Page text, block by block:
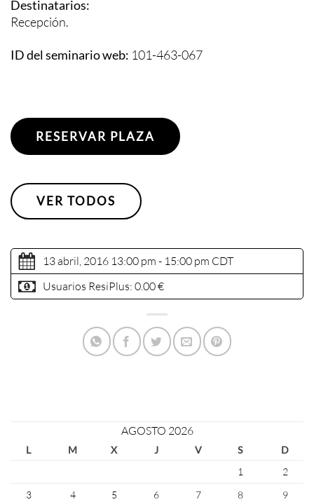
Destinatarios:
Recepción.
ID del seminario web: 101-463-067
RESERVAR PLAZA
VER TODOS
13 abril, 2016 13:00 pm - 15:00 pm CDT
Usuarios ResiPlus: 0.00 €
AGOSTO 2026
L M X J V S
D
1
2
3
4 5 6 7 8
9